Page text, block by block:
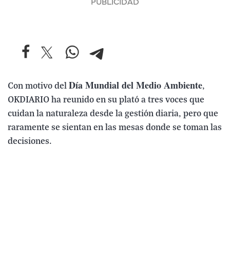
Con motivo del Día Mundial del Medio Ambiente,
OKDIARIO ha reunido en su plató a tres voces que
cuidan la naturaleza desde la gestión diaria, pero que
raramente se sientan en las mesas donde se toman las
decisiones.